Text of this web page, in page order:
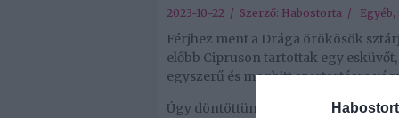
2023-10-22 / Szerző: Habostorta / Egyéb,
Férjhez ment a Drága örökösök
előbb Cipruson tartottak egy
egyszerű és meghitt szertartásra
Úgy döntöttünk, megszökünk, hogy